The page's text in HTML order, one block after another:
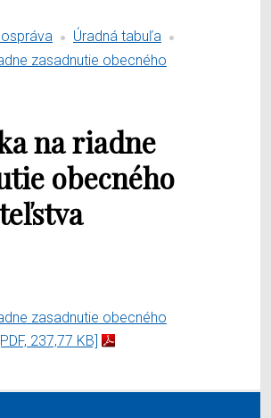
Úradná tabuľa
zasadnutie obecného
na riadne
obecného
zasadnutie obecného
237,77 KB]